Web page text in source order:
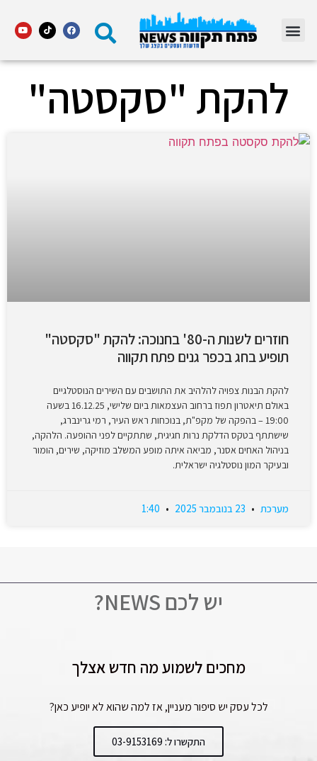
להקת "סקסטה"
חוזרים לשנות ה-80' בחנוכה: להקת "סקסטה"
תופיע בחג בכפר גנים פתח תקווה
להקת הבנות צפויה להלהיב את התושבים עם השירים הנוסטלגיים
באולם תיאטרון תפוז ברחוב העצמאות ביום שלישי, 16.12.25 בשעה
19:00 – בהפקה של מקפ"ת, בנוכחות ראש העיר, רמי גרינברג,
שישתתף בטקס הדלקת נרות חגיגית, שתתקיים לפני ההופעה. הלהקה,
בניהול האחים אסנר, מביאה איתה מופע המשלב מוזיקה, שירים, הומור
ובעיקר המון נוסטלגיה ישראלית.
מערכת
יש לכם NEWS?
מחכים לשמוע מה חדש אצלך
לכל עסק יש סיפור מעניין, אז למה שהוא לא יופיע כאן?
התקשרו ל: 03-9153169